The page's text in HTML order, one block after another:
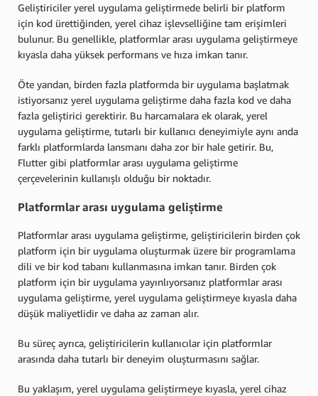
Geliştiriciler yerel uygulama geliştirmede belirli bir platform
için kod ürettiğinden, yerel cihaz işlevselliğine tam erişimleri
bulunur. Bu genellikle, platformlar arası uygulama geliştirmeye
kıyasla daha yüksek performans ve hıza imkan tanır.
Öte yandan, birden fazla platformda bir uygulama başlatmak
istiyorsanız yerel uygulama geliştirme daha fazla kod ve daha
fazla geliştirici gerektirir. Bu harcamalara ek olarak, yerel
uygulama geliştirme, tutarlı bir kullanıcı deneyimiyle aynı anda
farklı platformlarda lansmanı daha zor bir hale getirir. Bu,
Flutter gibi platformlar arası uygulama geliştirme
çerçevelerinin kullanışlı olduğu bir noktadır.
Platformlar arası uygulama geliştirme
Platformlar arası uygulama geliştirme, geliştiricilerin birden çok
platform için bir uygulama oluşturmak üzere bir programlama
dili ve bir kod tabanı kullanmasına imkan tanır. Birden çok
platform için bir uygulama yayınlıyorsanız platformlar arası
uygulama geliştirme, yerel uygulama geliştirmeye kıyasla daha
düşük maliyetlidir ve daha az zaman alır.
Bu süreç ayrıca, geliştiricilerin kullanıcılar için platformlar
arasında daha tutarlı bir deneyim oluşturmasını sağlar.
Bu yaklaşım, yerel uygulama geliştirmeye kıyasla, yerel cihaz